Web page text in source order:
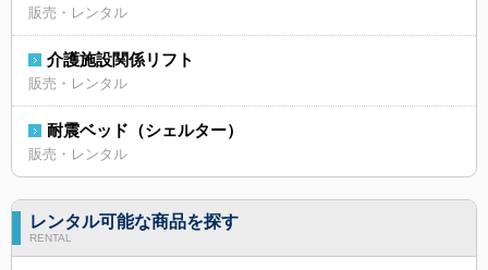
販売・レンタル
介護施設関係リフト
販売・レンタル
耐震ベッド（シェルター）
販売・レンタル
レンタル可能な商品を探す
RENTAL